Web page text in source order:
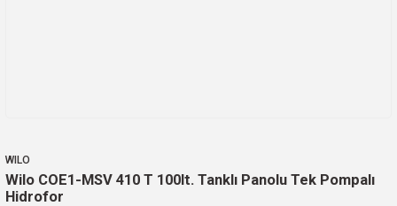
WILO
Wilo COE1-MSV 410 T 100lt. Tanklı Panolu Tek Pompalı
Hidrofor